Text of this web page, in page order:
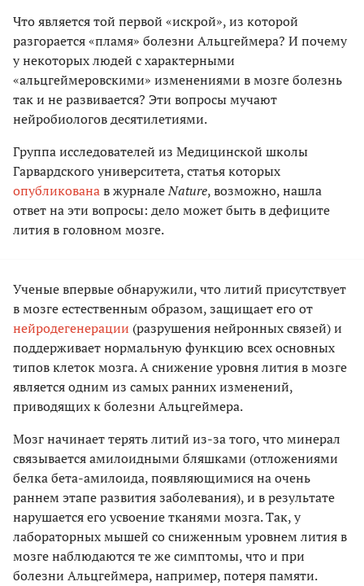
Что является той первой «искрой», из которой
разгорается «пламя» болезни Альцгеймера? И почему
у некоторых людей с характерными
«альцгеймеровскими» изменениями в мозге болезнь
так и не развивается? Эти вопросы мучают
нейробиологов десятилетиями.
Группа исследователей из Медицинской школы
Гарвардского университета, статья которых
опубликованав журналеNature, возможно, нашла
ответ на эти вопросы: дело может быть в дефиците
лития в головном мозге.
Ученые впервые обнаружили, что литий присутствует
в мозге естественным образом, защищает его от
нейродегенерации (разрушения нейронных связей) и
поддерживает нормальную функцию всех основных
типов клеток мозга. А снижение уровня лития в мозге
является одним из самых ранних изменений,
приводящих к болезни Альцгеймера.
Мозг начинает терять литий из-за того, что минерал
связывается амилоидными бляшками (отложениями
белка бета-амилоида, появляющимися на очень
раннем этапе развития заболевания), и в результате
нарушается его усвоение тканями мозга. Так, у
лабораторных мышей со сниженным уровнем лития в
мозге наблюдаются те же симптомы, что и при
болезни Альцгеймера, например, потеря памяти.